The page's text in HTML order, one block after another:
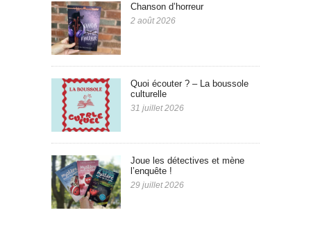
Chanson d’horreur
2 août 2026
Quoi écouter ? – La boussole
culturelle
31 juillet 2026
Joue les détectives et mène
l’enquête !
29 juillet 2026